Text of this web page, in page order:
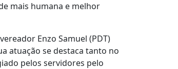
mais humana e melhor
Enzo Samuel (PDT)
atuação se destaca tanto no
pelos servidores pelo